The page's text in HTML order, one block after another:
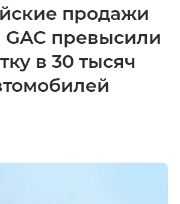
продажи
превысили
в 30 тысяч